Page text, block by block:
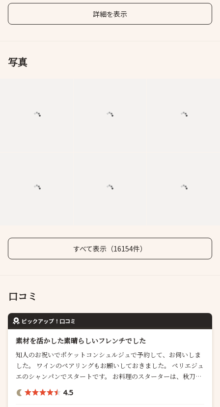
詳細を表示
写真
すべて表示（16154件）
口コミ
ピックアップ！口コミ
素材を活かした素晴らしいフレンチでした
知人のお祝いでポケットコンシュルジュで予約して、お伺いしま
した。 ワインのペアリングもお願いしておきました。 ペリエジュ
エのシャンパンでスタートです。 お料理のスターターは、秋刀魚
のマリネからですが、脂がよくのった秋刀魚と柑橘系の風味の相
性が抜群で、一口でシェフの料理の虜になってしまいまし...
4.5